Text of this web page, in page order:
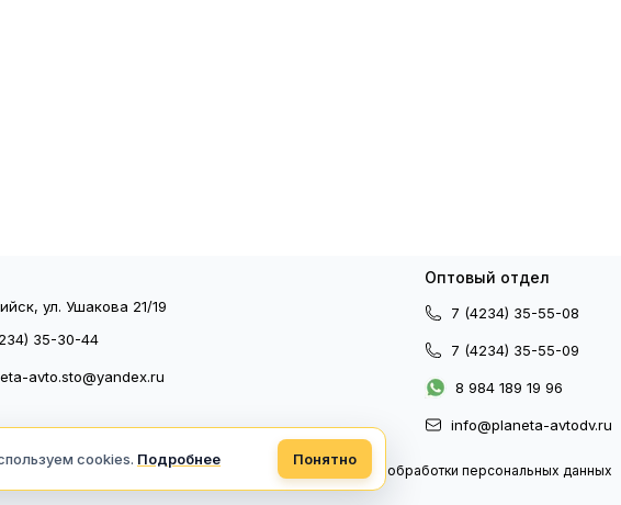
ул. Ушакова 21/19
35-30-44
avto.sto@yandex.ru
Оптовый отдел
7 (4234) 35-55-08
7 (4234) 35-55-09
8 984 189 19 96
info@planeta-avtodv.ru
Политика конфиденциальности Политика обработки персональных данных
cookies. Подробнее Понятно